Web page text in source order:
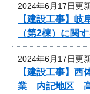
2024年6月17日更
【建設工事】
（第2棟）に関
2024年6月17日更
【建設工事】
業 内記地区 高